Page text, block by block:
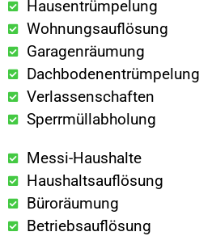
Hausentrümpelung
Wohnungsauflösung
Garagenräumung
Dachbodenentrümpelung
Verlassenschaften
Sperrmüllabholung
Messi-Haushalte
Haushaltsauflösung
Büroräumung
Betriebsauflösung